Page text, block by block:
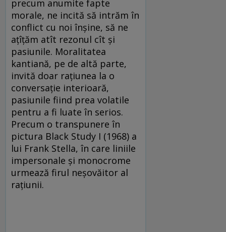
precum anumite fapte
morale, ne incită să intrăm în
conflict cu noi înșine, să ne
ațîțăm atît rezonul cît și
pasiunile. Moralitatea
kantiană, pe de altă parte,
invită doar rațiunea la o
conversație interioară,
pasiunile fiind prea volatile
pentru a fi luate în serios.
Precum o transpunere în
pictura Black Study I (1968) a
lui Frank Stella, în care liniile
impersonale și monocrome
urmează firul neșovăitor al
rațiunii.